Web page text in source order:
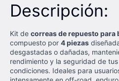
Descripción:
Kit de correas de repuesto para
compuesto por 4 piezas
desgastadas o dañadas,
rendimiento y la seguridad de
condiciones. Ideales para